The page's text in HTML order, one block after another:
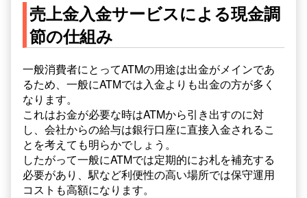
売上金入金サービスによる現金調
節の仕組み
一般消費者にとってATMの用途は出金がメインであ
るため、一般にATMでは入金よりも出金の方が多く
なります。
これはお金が必要な時はATMから引き出すのに対
し、会社からの給与は銀行口座に直接入金されるこ
とを考えても明らかでしょう。
したがって一般にATMでは定期的にお札を補充する
必要があり、駅など利便性の高い場所では保守運用
コストも高額になります。